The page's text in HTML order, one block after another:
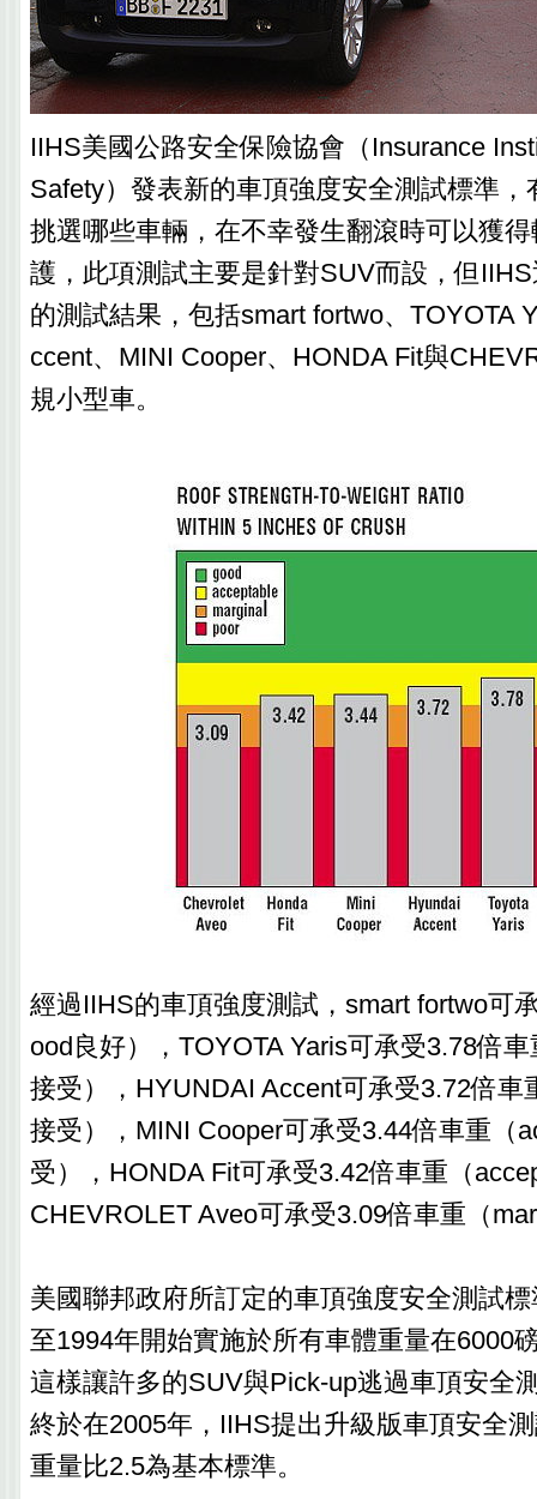
IIHS美國公路安全保險協會（Insurance
Safety）發表新的車頂強度安全測試標準，
挑選哪些車輛，在不幸發生翻滾時可以獲
護，此項測試主要是針對SUV而設，但
的測試結果，包括smart fortwo、TOYOTA
ccent、MINI Cooper、HONDA Fit與
規小型車。
經過IIHS的車頂強度測試，smart fortwo可
ood良好），TOYOTA Yaris可承受3.78倍
接受），HYUNDAI Accent可承受3.72倍車
接受），MINI Cooper可承受3.44倍車重（
受），HONDA Fit可承受3.42倍車重（
CHEVROLET Aveo可承受3.09倍車重（
美國聯邦政府所訂定的車頂強度安全測試
至1994年開始實施於所有車體重量在6000
這樣讓許多的SUV與Pick-up逃過車頂安全
終於在2005年，IIHS提出升級版車頂安全
重量比2.5為基本標準。